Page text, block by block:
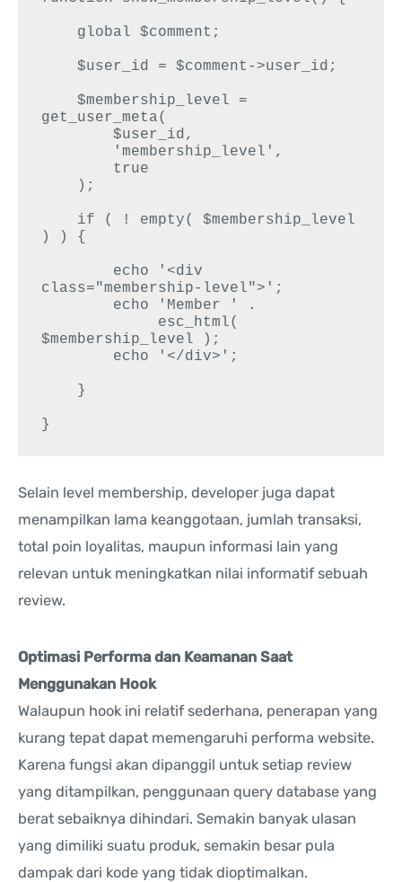
    $user_id = $comment->user_id;
    $membership_level =
get_user_meta(
        $user_id,
) ) {
class="membership-level">';
$membership_level );
Selain level membership, developer juga dapat
menampilkan lama keanggotaan, jumlah transaksi,
total poin loyalitas, maupun informasi lain yang
relevan untuk meningkatkan nilai informatif sebuah
review.
Optimasi Performa dan Keamanan Saat
Menggunakan Hook
Walaupun hook ini relatif sederhana, penerapan yang
kurang tepat dapat memengaruhi performa website.
Karena fungsi akan dipanggil untuk setiap review
yang ditampilkan, penggunaan query database yang
berat sebaiknya dihindari. Semakin banyak ulasan
yang dimiliki suatu produk, semakin besar pula
dampak dari kode yang tidak dioptimalkan.